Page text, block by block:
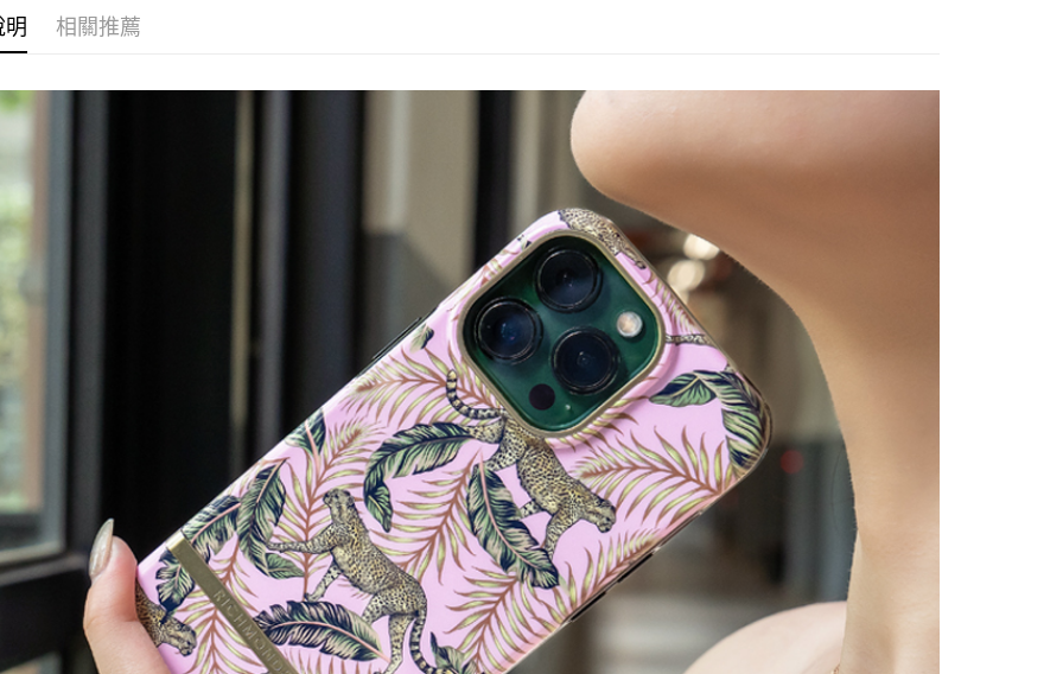
【注意事項】
１．透過由恩沛科技股份有限公司提供之「AFTEE先享後付」服務完成之
求債權轉讓予恩沛科技股份有限公司。
２．關於個人資料處理事宜，請瀏覽以下網址：
https://aftee.tw/terms/#terms3
３．未成年的使用者請事先徵得法定代理人或監護人之同意方可使用
「AFTEE先享後付」，若未經同意申辦者引起之損失，本公司不負相關責
任。
４．使用「AFTEE先享後付」時，將依據個別帳號之用戶狀況，依本公司
即時審查核予不同之上限額度；若仍有額度不足之情形，本公司將視審查
結果請求用戶進行身份認證。
５．嚴禁一人註冊多個帳號或使用他人資訊註冊。若發現惡意使用之情
形，恩沛科技股份有限公司將有權停止該用戶之使用額度並採取法律行
動。
每筆NT$63，滿NT$499(含以上)免運費
每筆NT$100
明 相關推薦